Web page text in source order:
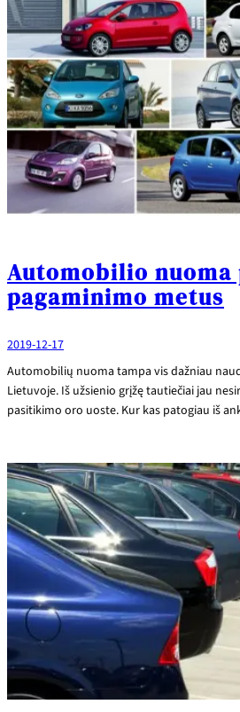
Automobilio nuoma
pagaminimo metus
2019-12-17
Automobilių nuoma tampa vis dažniau
Lietuvoje. Iš užsienio grįžę tautiečiai jau
pasitikimo oro uoste. Kur kas patogiau iš